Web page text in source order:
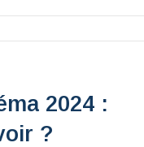
2024 :
?